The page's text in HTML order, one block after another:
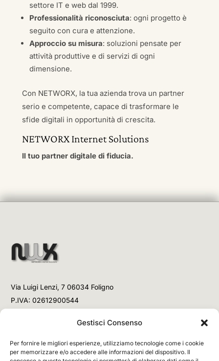
Gestisci Consenso
Per fornire le migliori esperienze, utilizziamo tecnologie come i cookie
per memorizzare e/o accedere alle informazioni del dispositivo. Il
settore IT e web dal 1999.
Professionalità riconosciuta: ogni progetto è
seguito con cura e attenzione.
Approccio su misura: soluzioni pensate per
attività produttive e di servizi di ogni
dimensione.
Con NETWORX, la tua azienda trova un partner
serio e competente, capace di trasformare le
sfide digitali in opportunità di crescita.
NETWORX Internet Solutions
Il tuo partner digitale di fiducia.
Via Luigi Lenzi, 7 06034 Foligno
P.IVA: 02612900544
+39 3477853708 (Chiamata)